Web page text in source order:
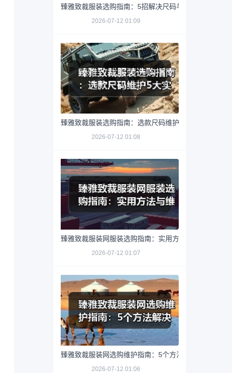
臻雅致裁服装选购指南：5招解决尺码与打理难题
2026-07-12 01:09
臻雅致裁服装选购指南：选款尺码维护5大实用方法
2026-07-12 01:08
臻雅致裁服装网服装选购指南：实用方法与维护技巧
2026-07-12 01:07
臻雅致裁服装网选购维护指南：5个方法解决网购踩坑
2026-07-12 01:06